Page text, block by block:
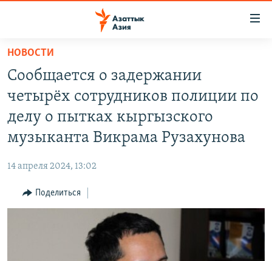
Вернуться
основному
содержанию
главной
Вернутся
поиску
ЦЕНТРАЛЬНАЯ АЗИЯ
НОВОСТИ
ВОЙНА В УКРАИНЕ
НА ДРУГИХ ЯЗЫКАХ
КЫРГЫЗЧА
ЎЗБЕКЧА
ПОДПИШИТЕСЬ НА НАС В СОЦСЕТЯХ
Все сайты РСЕ/РС
НОВОСТИ
Сообщается о задержании
четырёх сотрудников полиции по
делу о пытках кыргызского
музыканта Викрама Рузахунова
14 апреля 2024, 13:02
Поделиться